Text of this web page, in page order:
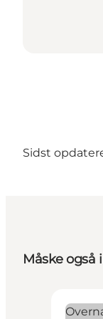
Sidst
Måske også